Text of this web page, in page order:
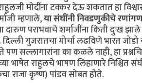
मोदींना टक्कर देऊ शकतात हा
म्हणाले,या संघींनी निवडणुकीचे
दारुण पराभवाचे शर्माजींना किती दुःख
गुजरातचा मोर्चा लढविणे भारत जोडो
पण सल्लागारांना का कळले नाही, हा
भाषेत राहुलचे भाषण लिहाणारे
राजा कृष्ण) पांडव सोबत होते.